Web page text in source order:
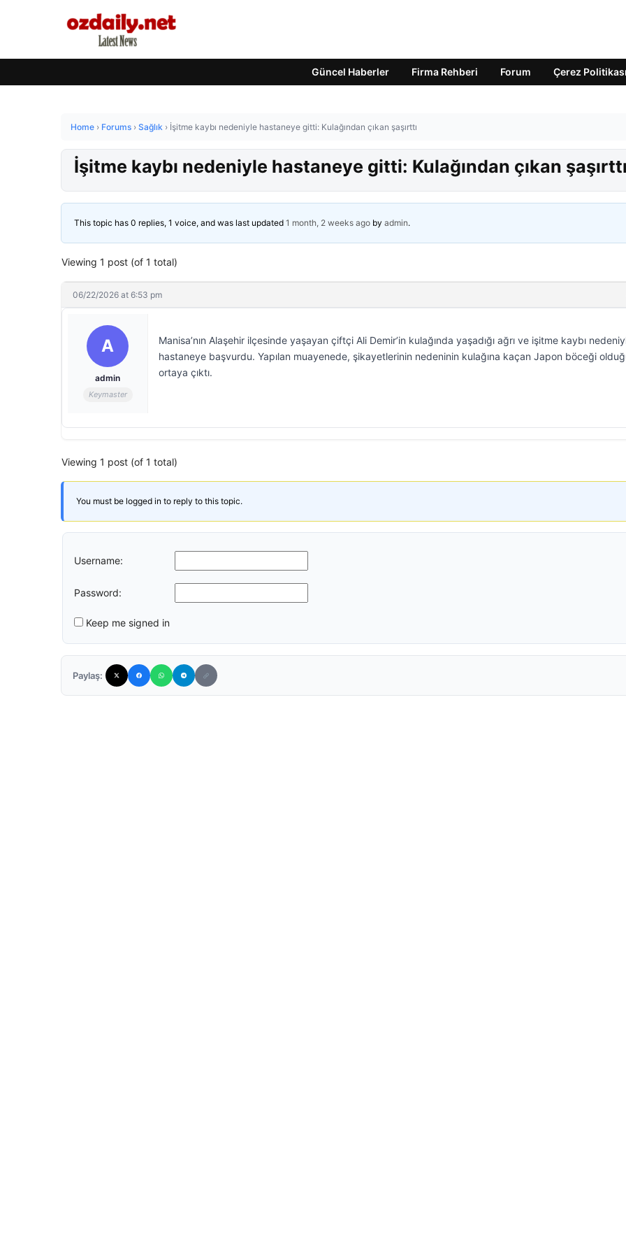
Güncel Haberler Firma Rehberi Forum Çerez Politikası
Home › Forums › Sağlık › İşitme kaybı nedeniyle hastaneye gitti: Kulağından çıkan şaşırttı
İşitme kaybı nedeniyle hastaneye gitti: Kulağından çıkan şaşırttı
This topic has 0 replies, 1 voice, and was last updated 1 month, 2 weeks ago by admin.
Viewing 1 post (of 1 total)
06/22/2026 at 6:53 pm
A
admin
Keymaster
Manisa’nın Alaşehir ilçesinde yaşayan çiftçi Ali Demir’in kulağında yaşadığı ağrı ve işitme kaybı
hastaneye başvurdu. Yapılan muayenede, şikayetlerinin nedeninin kulağına kaçan Japon böceği
ortaya çıktı.
Viewing 1 post (of 1 total)
You must be logged in to reply to this topic.
Username:
Password:
Keep me signed in
Paylaş: